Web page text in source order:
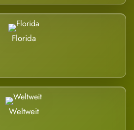
Florida
Weltweit